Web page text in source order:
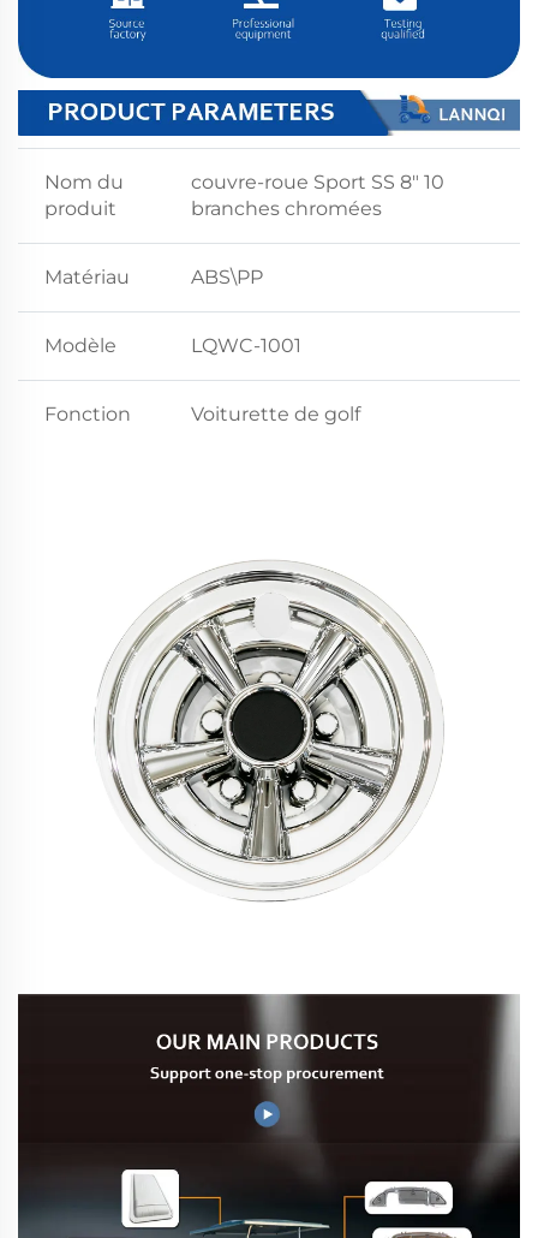
Nom du
produit
couvre-roue Sport SS 8" 10
branches chromées
Matériau ABS\PP
Modèle LQWC-1001
Fonction Voiturette de golf